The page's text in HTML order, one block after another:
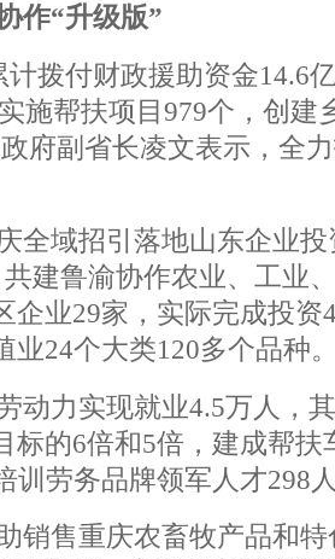
作“升级版”
计拨付财政援助资金14.6
施帮扶项目979个，创建
府副省长凌文表示，全
全域招引落地山东企业
建鲁渝协作农业、工业
企业29家，实际完成投资
业24个大类120多个品种
动力实现就业4.5万人，
标的6倍和5倍，建成帮
训劳务品牌领军人才298
销售重庆农畜牧产品和